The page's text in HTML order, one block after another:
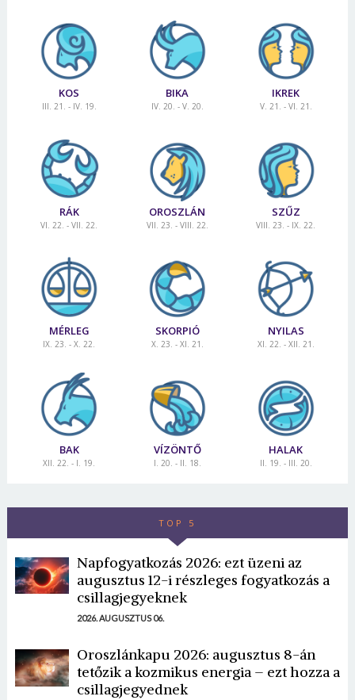
KOS
III. 21. - IV. 19.
BIKA
IV. 20. - V. 20.
IKREK
V. 21. - VI. 21.
RÁK
VI. 22. - VII. 22.
OROSZLÁN
VII. 23. - VIII. 22.
SZŰZ
VIII. 23. - IX. 22.
MÉRLEG
IX. 23. - X. 22.
SKORPIÓ
X. 23. - XI. 21.
NYILAS
XI. 22. - XII. 21.
BAK
XII. 22. - I. 19.
VÍZÖNTŐ
I. 20. - II. 18.
HALAK
II. 19. - III. 20.
TOP 5
Napfogyatkozás 2026: ezt üzeni az
augusztus 12-i részleges fogyatkozás a
csillagjegyeknek
2026. AUGUSZTUS 06.
Oroszlánkapu 2026: augusztus 8-án
tetőzik a kozmikus energia – ezt hozza a
csillagjegyednek